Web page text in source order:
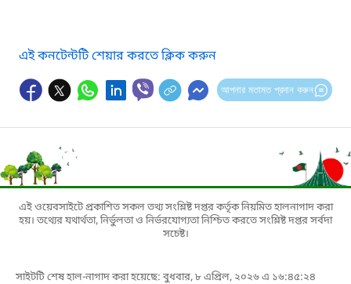
এই কনটেন্টটি শেয়ার করতে ক্লিক করুন
আপনার মতামত প্রদান করুন
এই ওয়েবসাইটে প্রকাশিত সকল তথ্য সংশ্লিষ্ট দপ্তর কর্তৃক নিয়মিত হালনাগাদ করা
হয়। তথ্যের যথার্থতা, নির্ভুলতা ও নির্ভরযোগ্যতা নিশ্চিত করতে সংশ্লিষ্ট দপ্তর সর্বদা
সচেষ্ট।
সাইটটি শেষ হাল-নাগাদ করা হয়েছে: বুধবার, ৮ এপ্রিল, ২০২৬ এ ১৬:৪৫:২৪